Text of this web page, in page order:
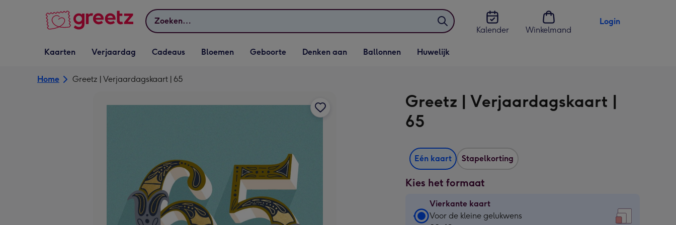
Zoeken
Kalender
Winkelmand
Login
Vervolgkeuzelijst
Kaarten openen
Kaarten
Vervolgkeuzelijst
Verjaardag openen
Verjaardag
Vervolgkeuzelijst
Cadeaus openen
Cadeaus
Vervolgkeuzelijst
Bloemen openen
Bloemen
Vervolgkeuzelijst
Geboorte openen
Geboorte
Vervolgkeuzelijst
Denken aan openen
Denken aan
Vervolgkeuzelijst
Ballonnen openen
Ballonnen
Vervolgkeuzelijst
Huwelijk openen
Huwelijk
Home Greetz | Verjaardagskaart | 65
Greetz | Verjaardagskaart |
65
Eén kaart Stapelkorting
Kies het formaat
Vierkante kaart
Vierkante
Voor de kleine gelukwens